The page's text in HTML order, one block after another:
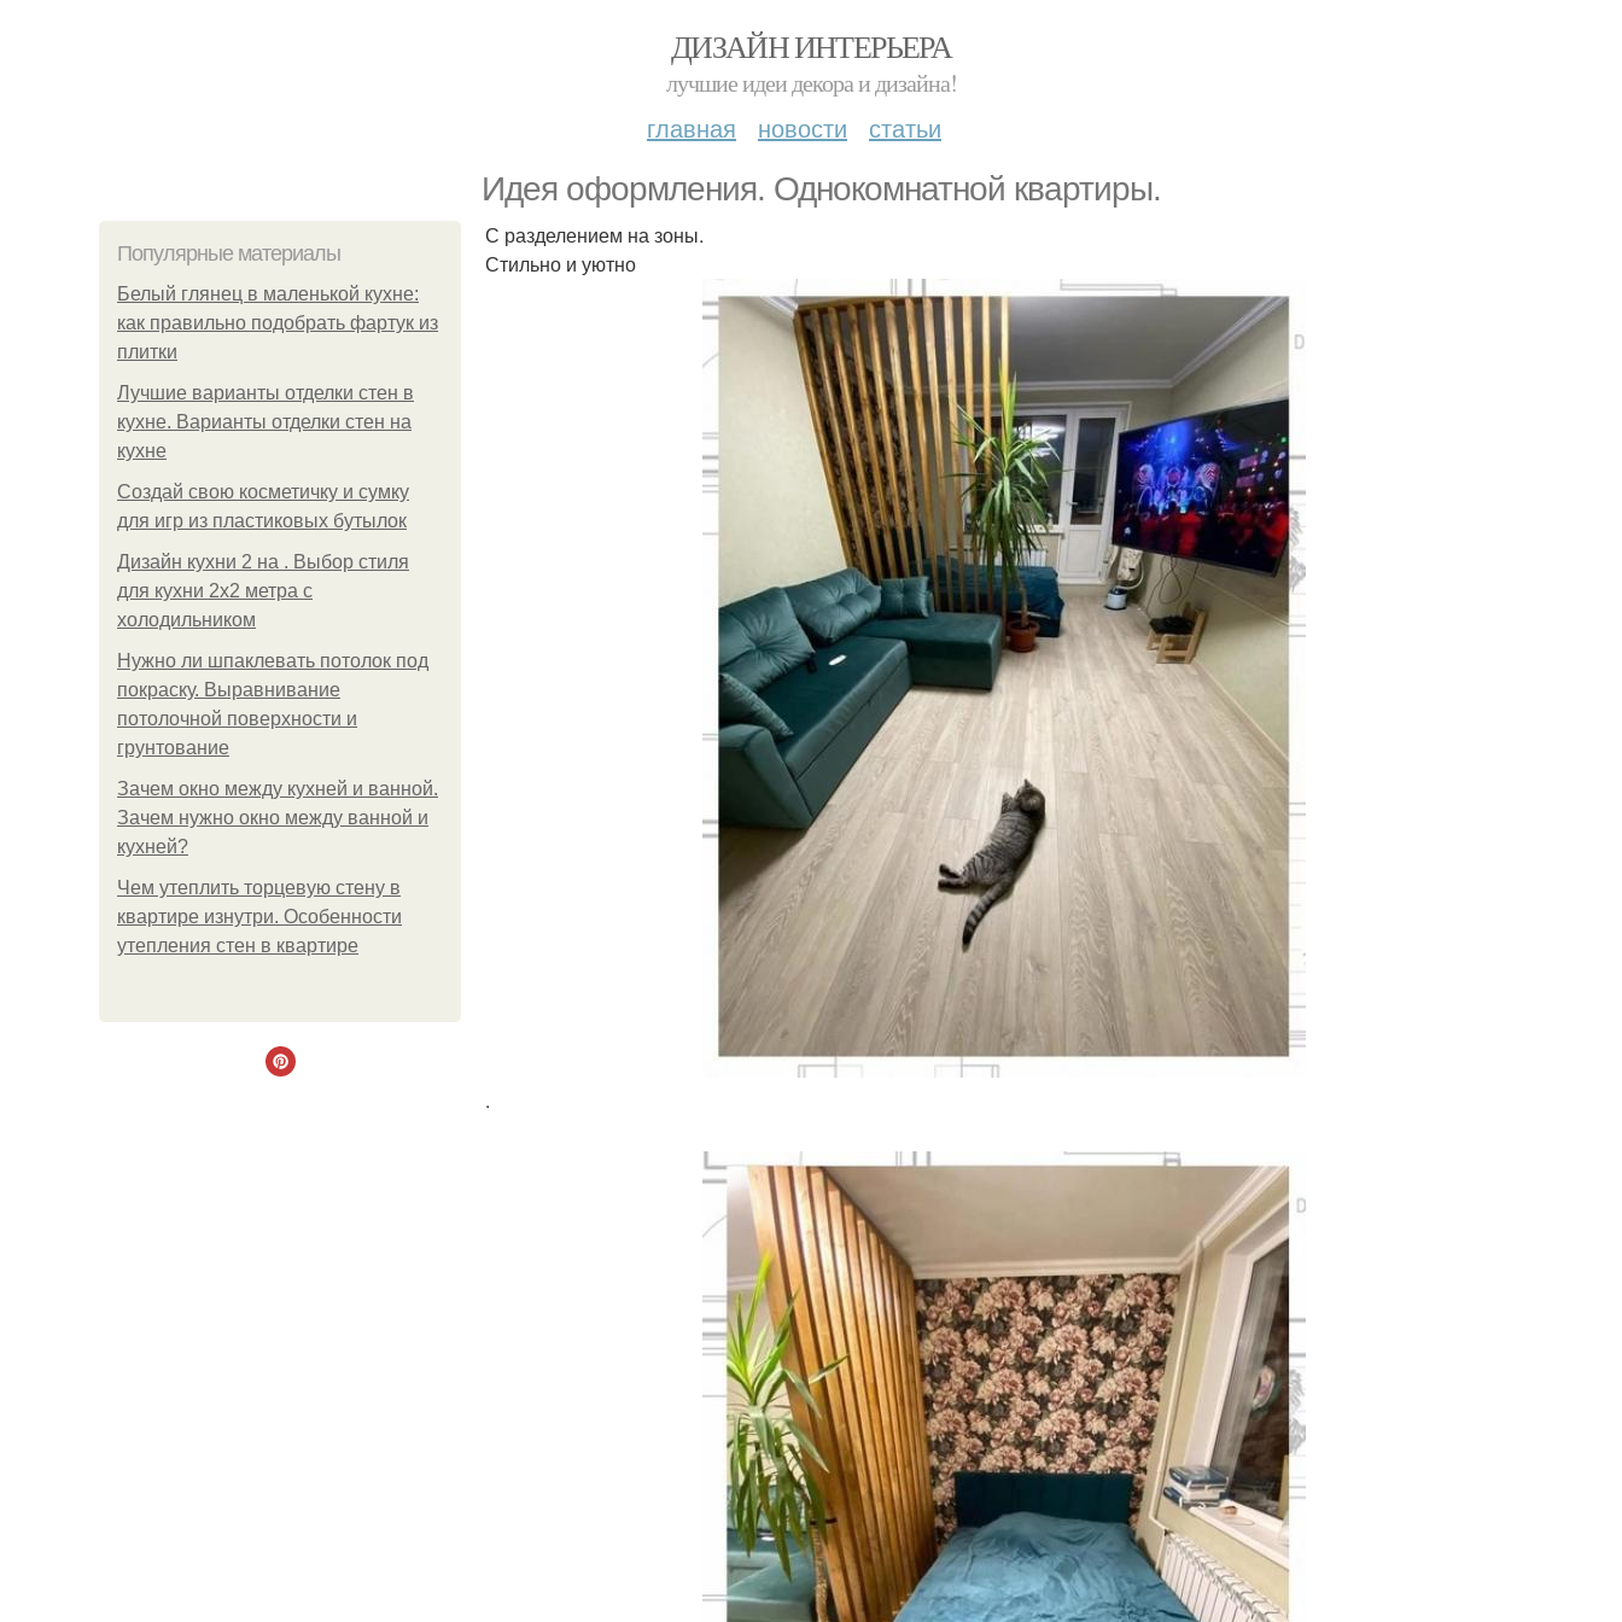
ДИЗАЙН ИНТЕРЬЕРА
лучшие идеи декора и дизайна!
главная новости статьи
Идея оформления. Однокомнатной квартиры.
Популярные материалы
Белый глянец в маленькой кухне:
как правильно подобрать фартук из
плитки
Лучшие варианты отделки стен в
кухне. Варианты отделки стен на
кухне
Создай свою косметичку и сумку
для игр из пластиковых бутылок
Дизайн кухни 2 на . Выбор стиля
для кухни 2х2 метра с
холодильником
Нужно ли шпаклевать потолок под
покраску. Выравнивание
потолочной поверхности и
грунтование
Зачем окно между кухней и ванной.
Зачем нужно окно между ванной и
кухней?
Чем утеплить торцевую стену в
квартире изнутри. Особенности
утепления стен в квартире
С разделением на зоны.
Стильно и уютно
.